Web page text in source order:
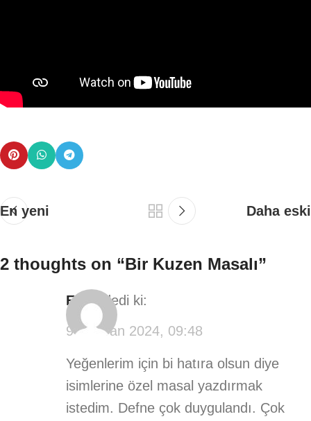
En yeni Daha eski
2 thoughts on “Bir Kuzen Masalı”
Ebru
dedi ki:
9 Haziran 2024, 09:48
Yeğenlerim için bi hatıra olsun diye
isimlerine özel masal yazdırmak
istedim. Defne çok duygulandı. Çok